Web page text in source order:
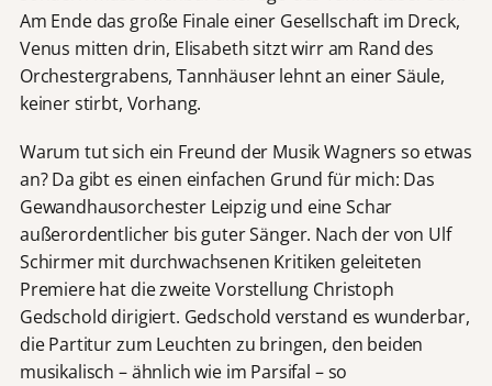
Am Ende das große Finale einer Gesellschaft im Dreck,
Venus mitten drin, Elisabeth sitzt wirr am Rand des
Orchestergrabens, Tannhäuser lehnt an einer Säule,
keiner stirbt, Vorhang.
Warum tut sich ein Freund der Musik Wagners so etwas
an? Da gibt es einen einfachen Grund für mich: Das
Gewandhausorchester Leipzig und eine Schar
außerordentlicher bis guter Sänger. Nach der von Ulf
Schirmer mit durchwachsenen Kritiken geleiteten
Premiere hat die zweite Vorstellung Christoph
Gedschold dirigiert. Gedschold verstand es wunderbar,
die Partitur zum Leuchten zu bringen, den beiden
musikalisch – ähnlich wie im Parsifal – so